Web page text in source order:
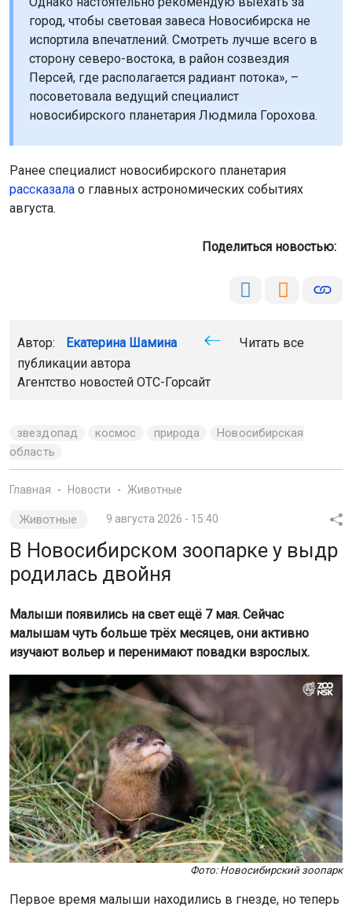
город, чтобы световая завеса Новосибирска не
испортила впечатлений. Смотреть лучше всего в
сторону северо-востока, в район созвездия
Персей, где располагается радиант потока», –
посоветовала ведущий специалист
новосибирского планетария Людмила Горохова.
Ранее специалист новосибирского планетария
рассказала о главных астрономических событиях
августа.
Поделиться новостью:
Автор: Екатерина Шамина
Читать все
публикации автора
Агентство новостей ОТС-Горсайт
звездопад космос природа
Новосибирская
область
Главная Новости Животные
Животные 9 августа 2026 - 15:40
В Новосибирском зоопарке у выдр
родилась двойня
Малыши появились на свет ещё 7 мая. Сейчас
малышам чуть больше трёх месяцев, они активно
изучают вольер и перенимают повадки взрослых.
Фото: Новосибирский зоопарк
Первое время малыши находились в гнезде, но теперь